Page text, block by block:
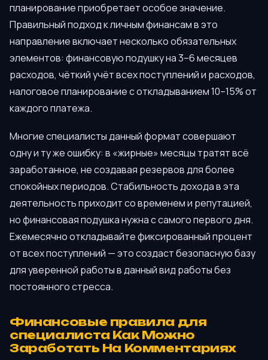
планирование приобретает особое значение.
Правильный подход к личным финансам в это
направление включает несколько обязательных
элементов: финансовую подушку на 3–6 месяцев
расходов, чёткий учёт всех поступлений и расходов,
налоговое планирование с откладыванием 10–15% от
каждого платежа.
Многие специалисты данный формат совершают
одну и ту же ошибку: в «жирные» месяцы тратят всё
заработанное, не создавая резервов для более
спокойных периодов. Стабильность дохода в эта
деятельность приходит со временем и репутацией,
но финансовая подушка нужна с самого первого дня.
Ежемесячно откладывайте фиксированный процент
от всех поступлений — это создаст безопасную базу
для уверенной работы в данный вид работы без
постоянного стресса.
Финансовые правила для
специалиста Как Можно
Заработать На Комментариях